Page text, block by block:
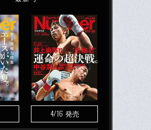
4/16 発売